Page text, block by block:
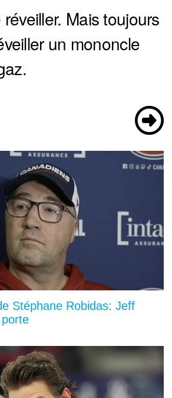
Mais toujours
un mononcle
Stéphane Robidas: Jeff